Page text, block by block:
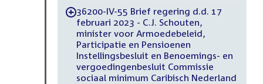
-36200-IV-55 Brief regering d.d. 17
februari 2023 - C.J. Schouten,
minister voor Armoedebeleid,
Participatie en Pensioenen
Instellingsbesluit en Benoemings- en
vergoedingenbesluit Commissie
sociaal minimum Caribisch Nederland